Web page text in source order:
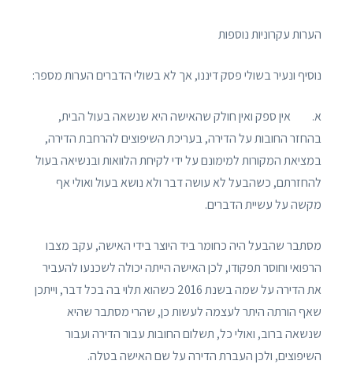
הערות עקרוניות נוספות
נוסיף ונעיר בשולי פסק דיננו, אך לא בשולי הדברים הערות מספר:
א. אין ספק ואין חולק שהאישה היא שנשאה בעול הבית,
בהחזר החובות על הדירה, בעריכת השיפוצים להרחבת הדירה,
במציאת המקורות למימונם על ידי לקיחת הלוואות ובנשיאה בעול
להחזרתם, כשהבעל לא עושה דבר ולא נושא בעול ואולי אף
מקשה על עשיית הדברים.
מסתבר שהבעל היה כחומר ביד היוצר בידי האישה, עקב מצבו
הרפואי וחוסר תפקודו, לכן האישה הייתה יכולה לשכנעו להעביר
את הדירה על שמה בשנת 2016 כשהוא תלוי בה בכל דבר, וייתכן
שאף הורתה היתר לעצמה לעשות כן, שהרי מסתבר שהיא
שנשאה ברוב, ואולי כל, תשלום החובות עבור הדירה ועבור
השיפוצים, ולכן העברת הדירה על שם האישה בטלה.